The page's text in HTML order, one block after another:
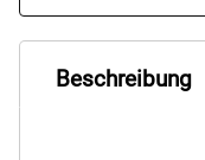
Beschreibung